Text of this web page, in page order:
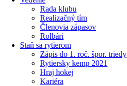
Rada klubu
Realizačný tím
Členovia zápasov
Rolbári
Staň sa rytierom
Zápis do 1. roč. špor. triedy
Rytiersky kemp 2021
Hraj hokej
Kariéra